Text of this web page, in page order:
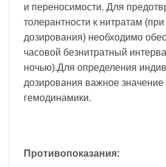
и переносимости. Для
толерантности к нитратам
дозирования) необходимо
часовой безнитратный
ночью).Для определения
дозирования важное
гемодинамики.
Противопоказания: